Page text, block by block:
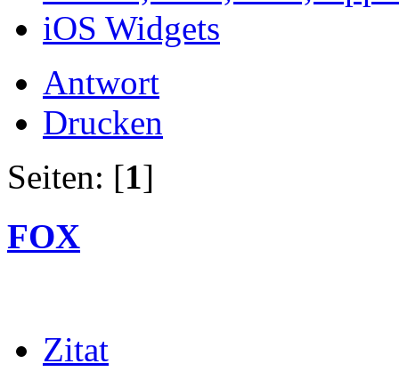
iOS Widgets
Antwort
Drucken
Seiten: [1]
FOX
Zitat